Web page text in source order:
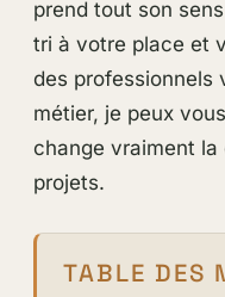
prend tout son
tri à votre place et
des professionnels
métier, je peux
change vraiment la
projets.
TABLE DES